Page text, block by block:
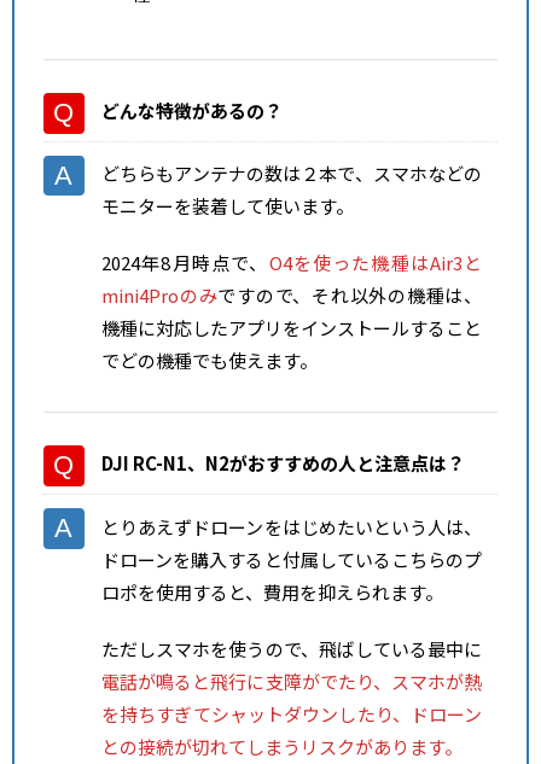
どんな特徴があるの？
どちらもアンテナの数は２本で、スマホなどの
モニターを装着して使います。
2024年8月時点で、 O4を使った機種はAir3と
mini4Proのみですので、それ以外の機種は、
機種に対応したアプリをインストールすること
でどの機種でも使えます。
DJI RC-N1、N2がおすすめの人と注意点は？
とりあえずドローンをはじめたいという人は、
ドローンを購入すると付属しているこちらのプ
ロポを使用すると、費用を抑えられます。
ただしスマホを使うので、飛ばしている最中に
電話が鳴ると飛行に支障がでたり、スマホが熱
を持ちすぎてシャットダウンしたり、ドローン
との接続が切れてしまうリスクがあります。